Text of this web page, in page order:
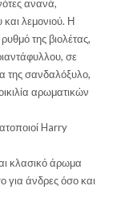
ανανά,
λεμονιού. Η
της βιολέτας,
σε
της σανδαλόξυλο,
αρωματικών
Harry
κλασικό άρωμα
για άνδρες όσο και